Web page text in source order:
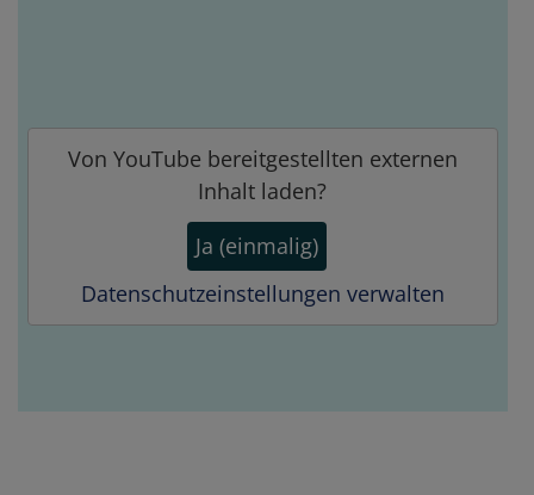
Von YouTube bereitgestellten externen
Inhalt laden?
Ja (einmalig)
Datenschutzeinstellungen verwalten